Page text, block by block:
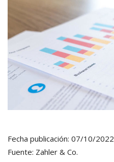
Fecha publicación: 07/10/2022
Fuente: Zahler & Co.